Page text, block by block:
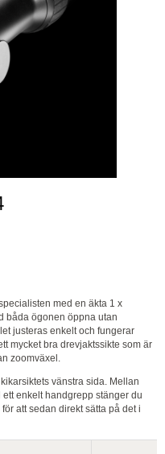
med en äkta 1 x
båda ögonen öppna utan
justeras enkelt och fungerar
mycket bra drevjaktssikte som är
zoomväxel.
vänstra sida. Mellan
enkelt handgrepp stänger du
att sedan direkt sätta på det i